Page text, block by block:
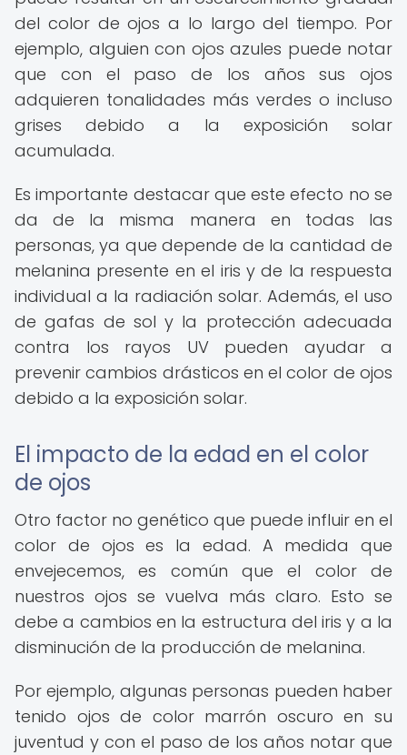
del color de ojos a lo largo del tiempo. Por
ejemplo, alguien con ojos azules puede notar
que con el paso de los años sus ojos
adquieren tonalidades más verdes o incluso
grises debido a la exposición solar
acumulada.
Es importante destacar que este efecto no se
da de la misma manera en todas las
personas, ya que depende de la cantidad de
melanina presente en el iris y de la respuesta
individual a la radiación solar. Además, el uso
de gafas de sol y la protección adecuada
contra los rayos UV pueden ayudar a
prevenir cambios drásticos en el color de ojos
debido a la exposición solar.
El impacto de la edad en el color
de ojos
Otro factor no genético que puede influir en el
color de ojos es la edad. A medida que
envejecemos, es común que el color de
nuestros ojos se vuelva más claro. Esto se
debe a cambios en la estructura del iris y a la
disminución de la producción de melanina.
Por ejemplo, algunas personas pueden haber
tenido ojos de color marrón oscuro en su
juventud y con el paso de los años notar que